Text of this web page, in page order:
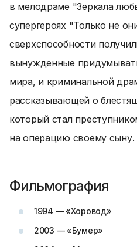
в мелодраме "Зеркала
супергероях "Только не
сверхспособности
вынужденные
мира, и криминальной
рассказывающей о
который стал
на операцию своему сыну.
Фильмография
1994 — «Хоровод»
2003 — «Бумер»